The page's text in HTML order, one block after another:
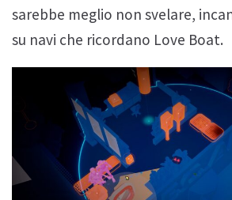
sarebbe meglio non svelare,
su navi che ricordano Love Boat.